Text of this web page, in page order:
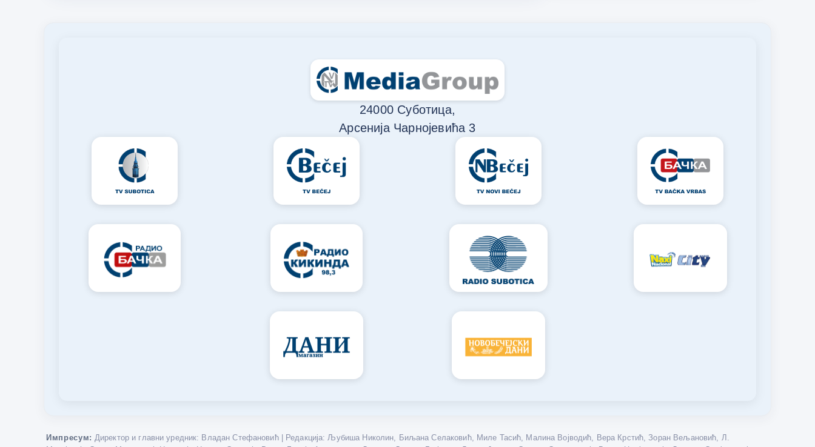
24000 Суботица,
Арсенија Чарнојевића 3
Импресум: Директор и главни уредник: Владан Стефановић | Редакција: Љубиша Николин, Биљана Селаковић, Миле Тасић, Малина Војводић, Вера Крстић, Зоран Вељановић, Л.